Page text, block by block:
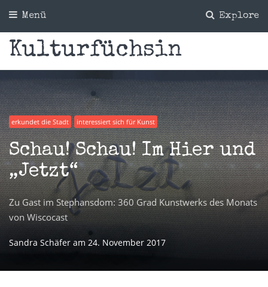
Explore
Menü
Kulturfüchsin
erkundet die Stadt interessiert sich für Kunst
Schau! Schau! Im Hier und
„Jetzt“
Zu Gast im Stephansdom: 360 Grad Kunstwerks des Monats
von Wiscocast
Sandra Schäfer am 24. November 2017